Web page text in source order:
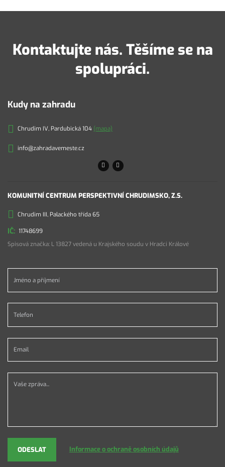
Kontaktujte nás. Těšíme se na
spolupráci.
Kudy na zahradu
Chrudim IV, Pardubická 104 (mapa)
info@zahradavemeste.cz
KOMUNITNÍ CENTRUM PERSPEKTIVNÍ CHRUDIMSKO, Z.S.
Chrudim III, Palackého třída 65
11748699
Spisová značka: L 13827 vedená u Krajského soudu v Hradci Králové
Jméno a příjmení *
Telefon *
Email *
Vaše zpráva...
ODESLAT Informace o ochraně osobních údajů